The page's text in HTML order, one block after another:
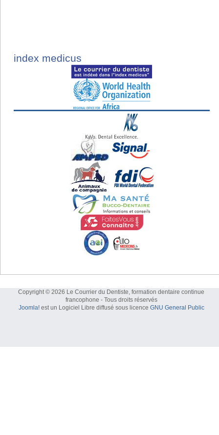
index medicus
Copyright © 2026 Le Courrier du Dentiste, formation dentaire continue
francophone - Tous droits réservés
Joomla!est un Logiciel Libre diffusé sous licence GNU General Public